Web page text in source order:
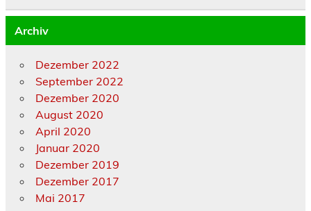
Archiv
Dezember 2022
September 2022
Dezember 2020
August 2020
April 2020
Januar 2020
Dezember 2019
Dezember 2017
Mai 2017